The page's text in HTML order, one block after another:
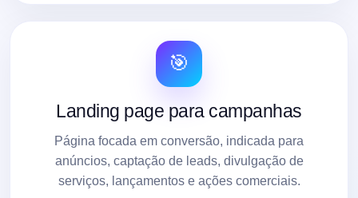
🎯
Landing page para campanhas
Página focada em conversão, indicada para
anúncios, captação de leads, divulgação de
serviços, lançamentos e ações comerciais.